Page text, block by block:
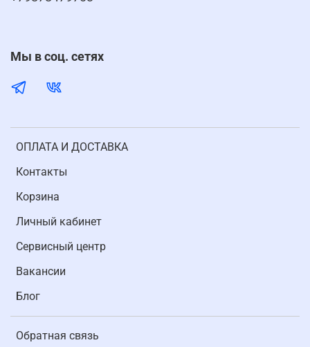
ОПЛАТА И ДОСТАВКА
Контакты
Корзина
Личный кабинет
Cервисный центр
Вакансии
Блог
Обратная связь
Мы в соц. сетях